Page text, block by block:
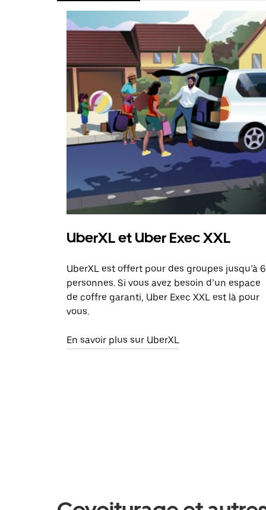
UberXL et Uber Exec XXL
UberXL est offert pour des groupes jusqu’à 6
personnes. Si vous avez besoin d’un espace
de coffre garanti, Uber Exec XXL est là pour
vous.
En savoir plus sur UberXL